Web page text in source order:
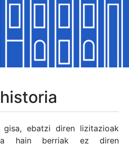
gisa, ebatzi diren lizitazioak
hain berriak ez diren